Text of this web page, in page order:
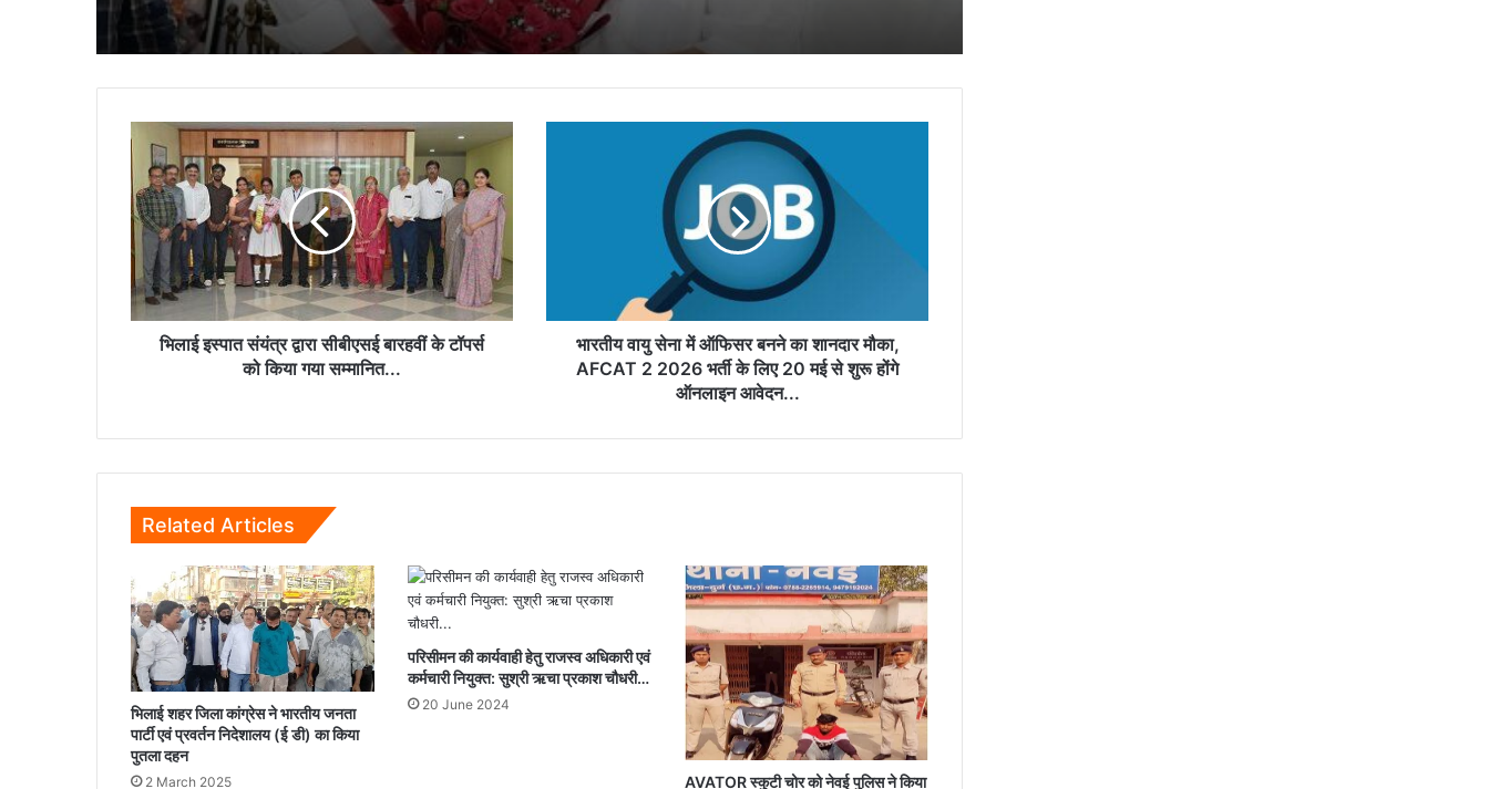
नेहरू आर्ट गैलरी में छायाकार हिमांशु वर्मा की एकल
राष्ट्रीय क्रिटिकल मिनरल मिशन पर सांसद
बृजमोहन अग्रवाल ने रखा छत्तीसगढ़ को भारत की
ऊर्जा सुरक्षा एवं भविष्य की क्रिटिकल मिनरल
अर्थव्यवस्था का अग्रणी राज्य बनाने का विजन
भिलाई में फुटपाथ पर अवैध कारोबार के खिलाफ
निगम की कार्रवाई…
इस्पात
संयंत्र
द्वारा
सीबीएसई
बारहवीं
टॉपर्स
को
भिलाई इस्पात संयंत्र द्वारा सीबीएसई बारहवीं के टॉपर्स
को किया गया सम्मानित...
मौका,
AFCAT
होंगे
ऑनलाइन
भारतीय वायु सेना में ऑफिसर बनने का शानदार मौका,
AFCAT 2 2026 भर्ती के लिए 20 मई से शुरू होंगे
ऑनलाइन आवेदन...
Related Articles
भिलाई शहर जिला कांग्रेस ने भारतीय जनता
पार्टी एवं प्रवर्तन निदेशालय (ई डी) का किया
पुतला दहन
2 March 2025
परिसीमन की कार्यवाही हेतु राजस्व अधिकारी एवं
कर्मचारी नियुक्त: सुश्री ऋचा प्रकाश चौधरी…
20 June 2024
AVATOR स्कुटी चोर को नेवई पुलिस ने किया